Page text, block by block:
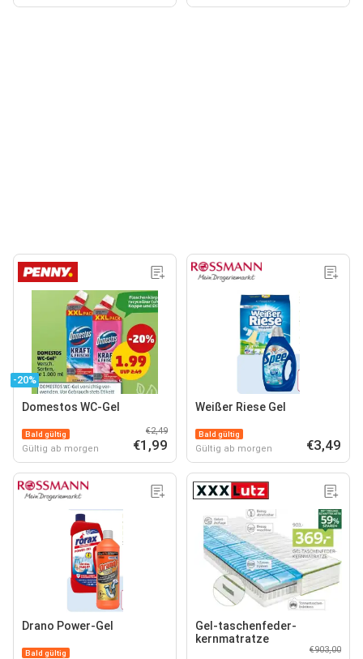
-20%
Domestos WC-Gel
Bald gültig
Gültig ab morgen
€2,49
€1,99
Weißer Riese Gel
Bald gültig
Gültig ab morgen €3,49
Drano Power-Gel
Bald gültig
Gel-taschenfeder-
kernmatratze
€903,00